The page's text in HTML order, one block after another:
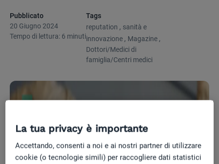
Pubblicato
20 Giugno 2024
Tempo di lettura: 6 minuti
Tags
reputation , sanità e
innovazione , Magazine ,
Dottori/Medici di
famiglia/Centri medici
La tua privacy è importante
Accettando, consenti a noi e ai nostri partner di utilizzare
cookie (o tecnologie simili) per raccogliere dati statistici